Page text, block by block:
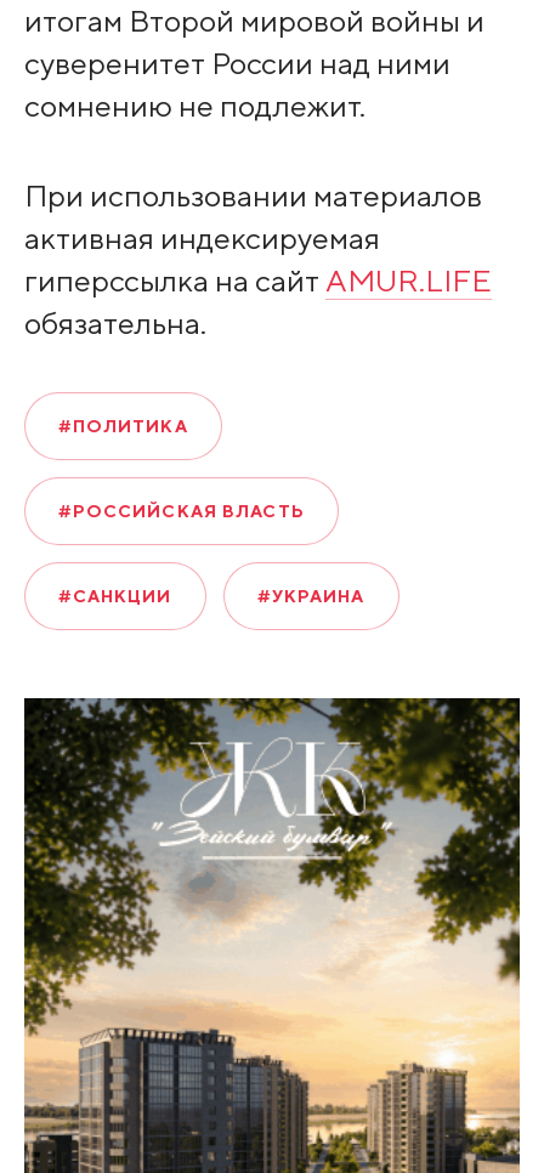
итогам Второй мировой войны и
суверенитет России над ними
сомнению не подлежит.
При использовании материалов
активная индексируемая
гиперссылка на сайт AMUR.LIFE
обязательна.
#ПОЛИТИКА
#РОССИЙСКАЯ ВЛАСТЬ
#САНКЦИИ #УКРАИНА